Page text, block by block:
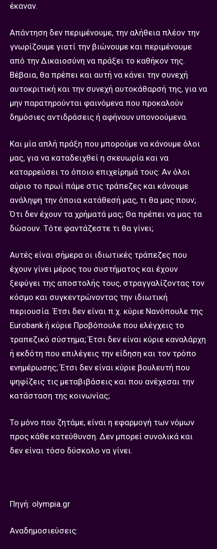
έκαναν.
Απάντηση δεν περιμένουμε, την αλήθεια πλέον την
γνωρίζουμε γιατί την βιώνουμε και περιμένουμε
από την Δικαιοσύνη να πράξει το καθήκον της.
Βέβαια, θα πρέπει και αυτή να κάνει την συνεχή
αυτοκριτική και την συνεχή αυτοκάθαρσή της, για να
μην παρατηρούνται φαινόμενα που προκαλούν
δημόσιες αντιδράσεις ή αφήνουν υπονοούμενα.
Και μία απλή πράξη που μπορούμε να κάνουμε όλοι
μας, για να καταδειχθεί η σκευωρία και να
καταρρεύσει το όποιο επιχείρημά τους: Αν όλοι
αύριο το πρωί πάμε στις τράπεζες και κάνουμε
ανάληψη την όποια κατάθεσή μας, τι θα μας πουν;
Ότι δεν έχουν τα χρήματά μας; Θα πρέπει να μας τα
δώσουν. Τότε φαντάζεστε τι θα γίνει;
Αυτές είναι σήμερα οι ιδιωτικές τράπεζες που
έχουν γίνει μέρος του συστήματος και έχουν
ξεφύγει της αποστολής τους, στραγγαλίζοντας τον
κόσμο και συγκεντρώνοντας την ιδιωτική
περιουσία. Έτσι δεν είναι π.χ. κύριε Νανόπουλε της
Eurobank ή κύριε Προβόπουλε που ελέγχεις το
τραπεζικό σύστημα; Έτσι δεν είναι κύριε καναλάρχη
ή εκδότη που επιλέγεις την είδηση και τον τρόπο
ενημέρωσης; Έτσι δεν είναι κύριε βουλευτή που
ψηφίζεις τις μεταβιβάσεις και που ανέχεσαι την
κατάσταση της κοινωνίας;
Το μόνο που ζητάμε, είναι η εφαρμογή των νόμων
προς κάθε κατεύθυνση. Δεν μπορεί συνολικά και
δεν είναι τόσο δύσκολο να γίνει.
Πηγή: olympia.gr
Aναδημοσιεύσεις: